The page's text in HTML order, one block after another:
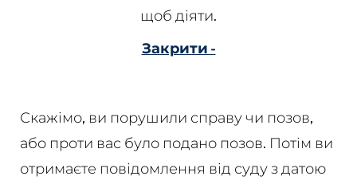
щоб діяти.
Закрити -
Скажімо, ви порушили справу чи позов,
або проти вас було подано позов. Потім ви
отримаєте повідомлення від суду з датою